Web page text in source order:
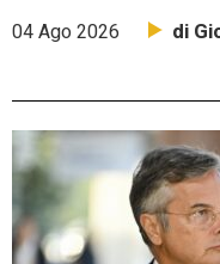
04 Ago 2026 di